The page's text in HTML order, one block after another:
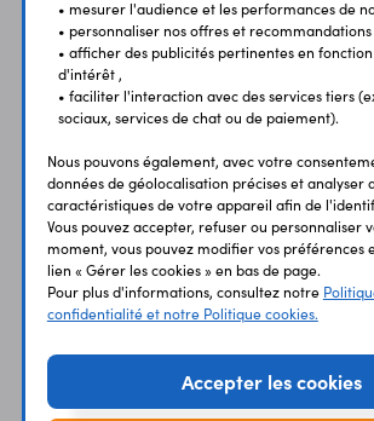
27,49 €
MAKEBLOCK-2060 - ENI-EDITIONS
• mesurer l'audience et les performances de
• personnaliser nos offres et
• afficher des publicités pertinentes en
d'intérêt ,
• faciliter l'interaction avec des services tiers
sociaux, services de chat ou de paiement).
Nous pouvons également, avec votre
données de géolocalisation précises et analyser
caractéristiques de votre appareil afin de
Vous pouvez accepter, refuser ou personnaliser
moment, vous pouvez modifier vos préférences
lien « Gérer les cookies » en bas de page.
Pour plus d'informations, consultez notre
confidentialité et notre Politique cookies.
Accepter les cookies